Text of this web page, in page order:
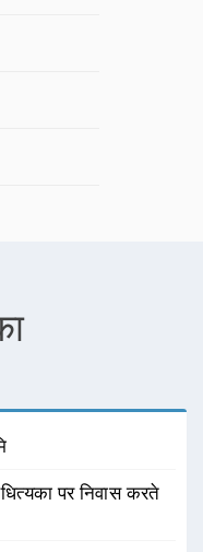
पर निवास करते